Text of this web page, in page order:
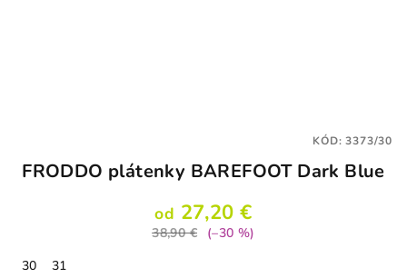
FRODDO plátenky BAREFOOT Dark Blue
od 27,20 €
38,90 €
(–30 %)
30
31
KÓD:3373/30